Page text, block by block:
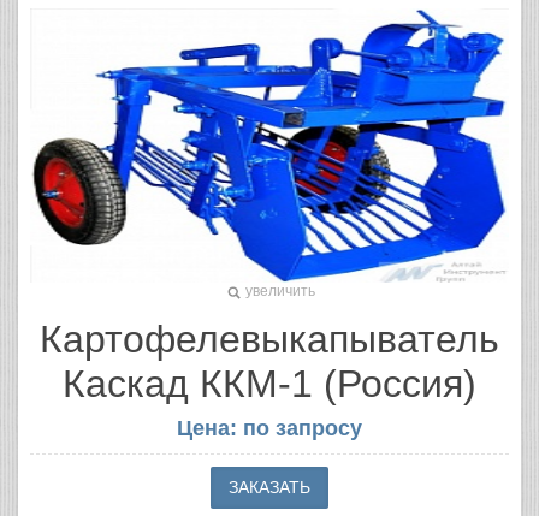
увеличить
Картофелевыкапыватель
Каскад ККМ-1 (Россия)
Цена: по запросу